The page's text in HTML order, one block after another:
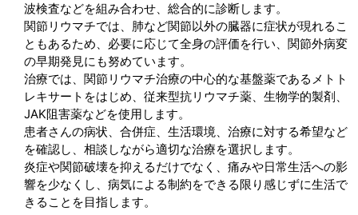
波検査などを組み合わせ、総合的に診断します。
関節リウマチでは、肺など関節以外の臓器に症状が現れるこ
ともあるため、必要に応じて全身の評価を行い、関節外病変
の早期発見にも努めています。
治療では、関節リウマチ治療の中心的な基盤薬であるメトト
レキサートをはじめ、従来型抗リウマチ薬、生物学的製剤、
JAK阻害薬などを使用します。
患者さんの病状、合併症、生活環境、治療に対する希望など
を確認し、相談しながら適切な治療を選択します。
炎症や関節破壊を抑えるだけでなく、痛みや日常生活への影
響を少なくし、病気による制約をできる限り感じずに生活で
きることを目指します。